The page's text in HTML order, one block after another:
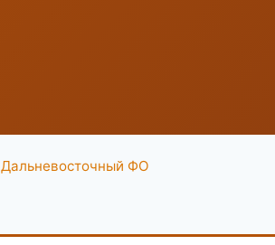
Дальневосточный ФО